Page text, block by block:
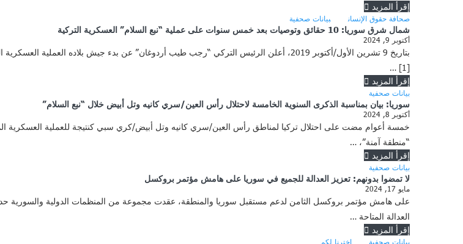
إقرأ المزيد
صحافة حقوق الإنسان بيانات صحفية
شمال شرق سوريا: 10 حقائق وتوصيات بعد خمس سنوات على عملية “نبع السلام” العسكرية التركية
أكتوبر 9, 2024
بتاريخ 9 تشرين الأول/أكتوبر 2019، أعلن الرئيس التركي “رجب طيب أردوغان” عن بدء جيش
[1] …
إقرأ المزيد
بيانات صحفية
سوريا: بيان بمناسبة الذكرى السنوية الخامسة لاحتلال رأس العين/سري كانيه وتل أبيض خلال “نبع السلام”
أكتوبر 8, 2024
“منطقة آمنة”، …
إقرأ المزيد
بيانات صحفية
لا تمضوا بدونهم: تعزيز العدالة للجميع في سوريا على هامش مؤتمر بروكسل
مايو 17, 2024
العدالة المتاحة …
إقرأ المزيد
بيانات صحفية اخترنا لكم